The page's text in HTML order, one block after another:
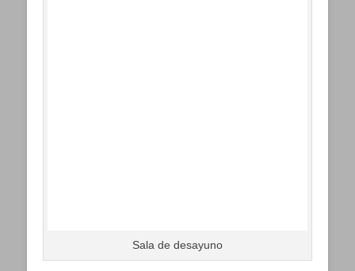
Sala de desayuno